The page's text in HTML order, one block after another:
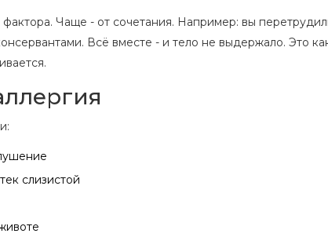
Чаще - от сочетания. Например: вы
Всё вместе - и тело не выдержало. Это
слизистой